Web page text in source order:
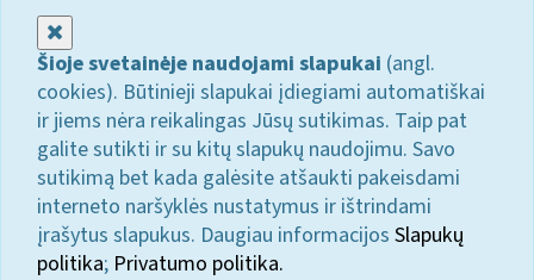
Šioje svetainėje naudojami slapukai (angl.
cookies). Būtinieji slapukai įdiegiami automatiškai
ir jiems nėra reikalingas Jūsų sutikimas. Taip pat
galite sutikti ir su kitų slapukų naudojimu. Savo
sutikimą bet kada galėsite atšaukti pakeisdami
interneto naršyklės nustatymus ir ištrindami
įrašytus slapukus. Daugiau informacijos Slapukų
politika; Privatumo politika.